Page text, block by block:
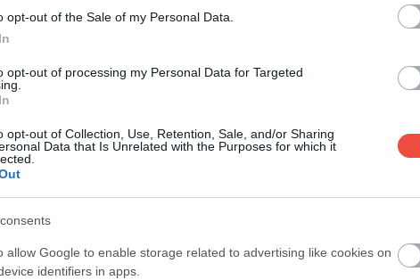
opt-out of the Sale of my Personal Data.
opt-out of processing my Personal Data for Targeted
opt-out of Collection, Use, Retention, Sale, and/or Sharing
Data that Is Unrelated with the Purposes for which it
allow Google to enable storage related to advertising like cookies on
identifiers in apps.